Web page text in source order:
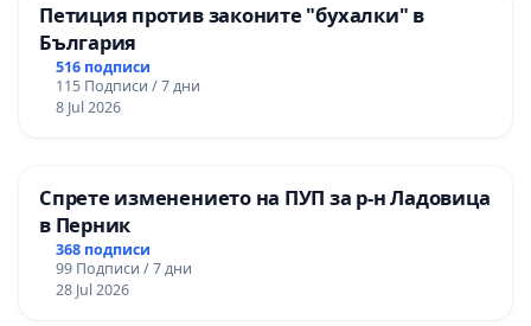
Петиция против законите "бухалки" в
България
516 подписи
115 Подписи / 7 дни
8 Jul 2026
Спрете изменението на ПУП за р-н Ладовица
в Перник
368 подписи
99 Подписи / 7 дни
28 Jul 2026